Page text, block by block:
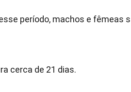
período, machos e fêmeas
cerca de 21 dias.